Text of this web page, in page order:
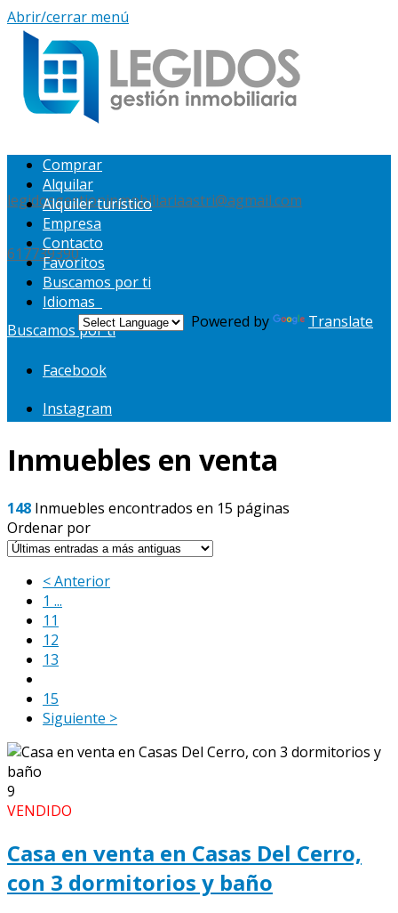
Abrir/cerrar menú
legidosgestioninmobiliariaastri@agmail.com
617739390
Buscamos por ti
Comprar
Alquilar
Alquiler turístico
Empresa
Contacto
Favoritos
Buscamos por ti
Idiomas
Powered by
Translate
Facebook
Instagram
Inmuebles en venta
148 Inmuebles encontrados en 15 páginas
Ordenar por
< Anterior
1 ...
11
12
13
15
Siguiente >
9
VENDIDO
Casa en venta en Casas Del Cerro,
con 3 dormitorios y baño